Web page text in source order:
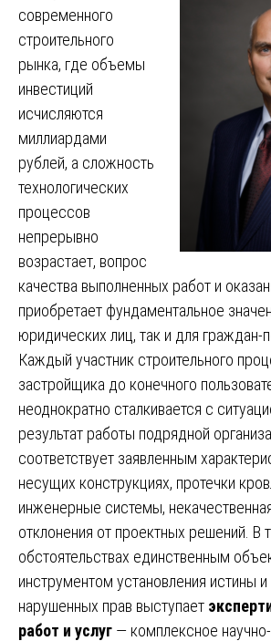
современного
строительного
рынка, где объемы
инвестиций
исчисляются
миллиардами
рублей, а сложность
технологических
процессов
непрерывно
возрастает, вопрос
качества выполненных работ и
приобретает фундаментальное
юридических лиц, так и для граждан-
Каждый участник строительного
застройщика до конечного
неоднократно сталкивается с
результат работы подрядной
соответствует заявленным
несущих конструкциях, протечки
инженерные системы,
отклонения от проектных решений. В
обстоятельствах единственным
инструментом установления истины
нарушенных прав выступает
работ и услуг — комплексное научно-